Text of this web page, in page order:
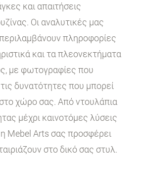
και απαιτήσεις
Οι αναλυτικές μας
πληροφορίες
και τα πλεονεκτήματα
με φωτογραφίες που
δυνατότητες που μπορεί
χώρο σας. Από ντουλάπια
μέχρι καινοτόμες λύσεις
Mebel Arts σας προσφέρει
στο δικό σας στυλ.